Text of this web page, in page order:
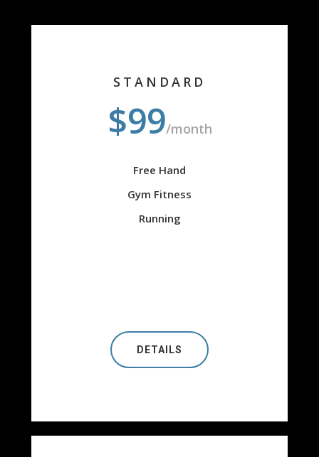
STANDARD
$99/month
Free Hand
Gym Fitness
Running
DETAILS